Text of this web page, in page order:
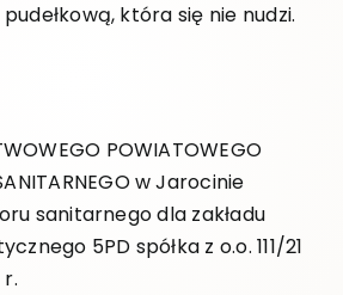
która się nie nudzi.
POWIATOWEGO
w Jarocinie
sanitarnego dla zakładu
5PD spółka z o.o. 111/21
r.